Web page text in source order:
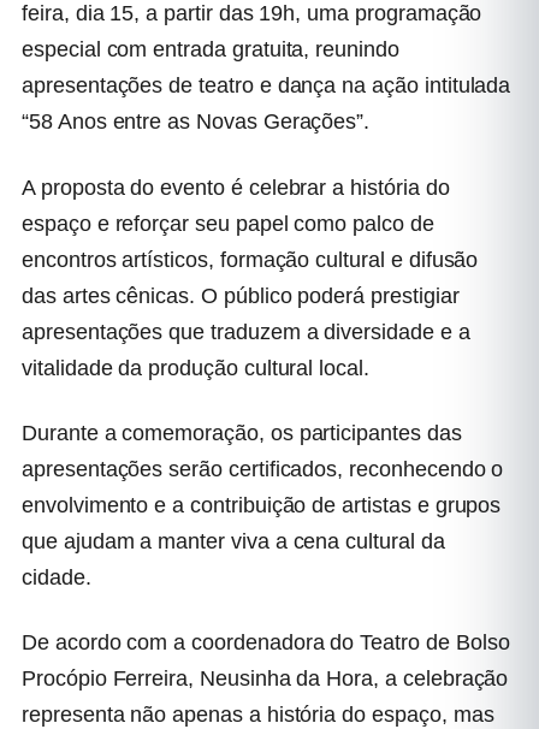
feira, dia 15, a partir das 19h, uma programação
especial com entrada gratuita, reunindo
apresentações de teatro e dança na ação intitulada
“58 Anos entre as Novas Gerações”.
A proposta do evento é celebrar a história do
espaço e reforçar seu papel como palco de
encontros artísticos, formação cultural e difusão
das artes cênicas. O público poderá prestigiar
apresentações que traduzem a diversidade e a
vitalidade da produção cultural local.
Durante a comemoração, os participantes das
apresentações serão certificados, reconhecendo o
envolvimento e a contribuição de artistas e grupos
que ajudam a manter viva a cena cultural da
cidade.
De acordo com a coordenadora do Teatro de Bolso
Procópio Ferreira, Neusinha da Hora, a celebração
representa não apenas a história do espaço, mas